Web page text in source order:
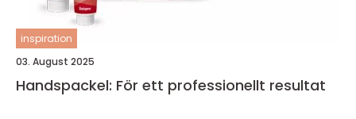
inspiration
03. August 2025
Handspackel: För ett professionellt resultat